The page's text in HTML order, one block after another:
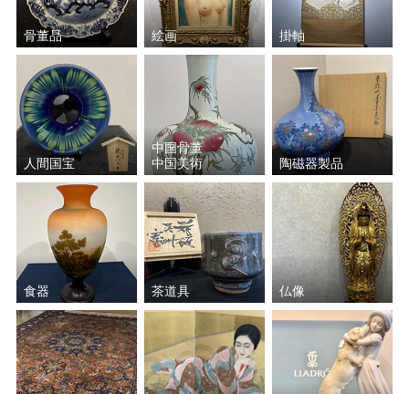
骨董品 絵画 掛軸
人間国宝
中国骨董
中国美術
陶磁器製品
食器 茶道具 仏像